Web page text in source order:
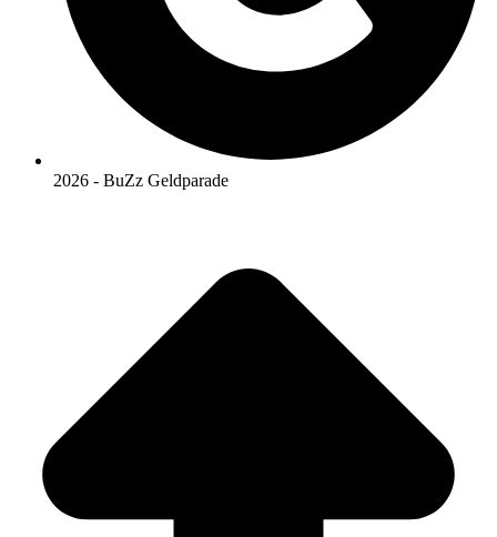
2026 - BuZz Geldparade